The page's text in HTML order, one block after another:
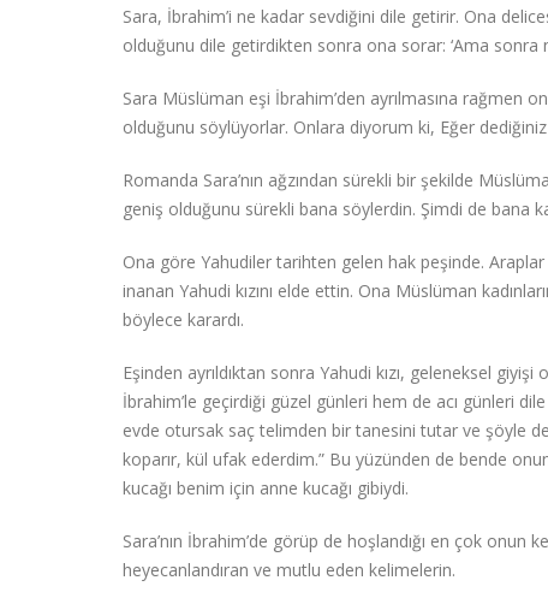
Sara, İbrahim’i ne kadar sevdiğini dile getirir. Ona
olduğunu dile getirdikten sonra ona sorar: ‘Ama sonra
Sara Müslüman eşi İbrahim’den ayrılmasına rağmen
olduğunu söylüyorlar. Onlara diyorum ki, Eğer
Romanda Sara’nın ağzından sürekli bir şekilde
geniş olduğunu sürekli bana söylerdin. Şimdi de bana
Ona göre Yahudiler tarihten gelen hak peşinde.
inanan Yahudi kızını elde ettin. Ona Müslüman
böylece karardı.
Eşinden ayrıldıktan sonra Yahudi kızı, geleneksel
İbrahim’le geçirdiği güzel günleri hem de acı günleri
evde otursak saç telimden bir tanesini tutar ve şöyle
koparır, kül ufak ederdim.” Bu yüzünden de bende
kucağı benim için anne kucağı gibiydi.
Sara’nın İbrahim’de görüp de hoşlandığı en çok
heyecanlandıran ve mutlu eden kelimelerin.